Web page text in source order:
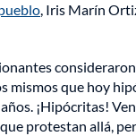
, Iris Marín
mismos que hoy
¡Hipócritas!
protestan allá,